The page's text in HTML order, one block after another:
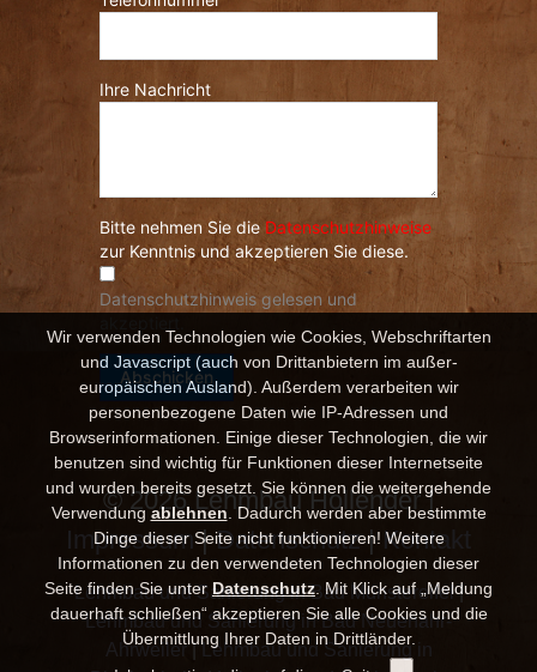
© 2026 Lehmbau Hollender |
Impressum|Datenschutz|Kontakt
Lehmbau und Sanierung in Bad Münstereifel|
Lehmbau und Sanierung in Bad Neuenahr-
Ahrweiler|Lehmbau und Sanierung in
Wir verwenden Technologien wie Cookies, Webschriftarten
und Javascript (auch von Drittanbietern im außer-
europäischen Ausland). Außerdem verarbeiten wir
personenbezogene Daten wie IP-Adressen und
Browserinformationen. Einige dieser Technologien, die wir
benutzen sind wichtig für Funktionen dieser Internetseite
und wurden bereits gesetzt. Sie können die weitergehende
Verwendungablehnen .Dadurch werden aber bestimmte
Dinge dieser Seite nicht funktionieren! Weitere
Informationen zu den verwendeten Technologien dieser
Seite finden Sie unter Datenschutz. Mit Klick auf „Meldung
dauerhaft schließen“ akzeptieren Sie alle Cookies und die
Übermittlung Ihrer Daten in Drittländer.